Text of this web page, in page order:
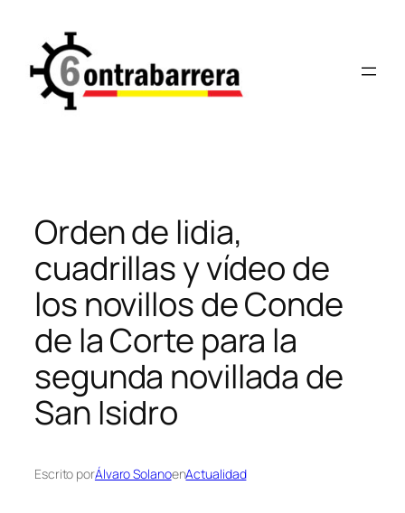
contenido
Orden de lidia,
cuadrillas y vídeo de
los novillos de Conde
de la Corte para la
segunda novillada de
San Isidro
Escrito porÁlvaro SolanoenActualidad